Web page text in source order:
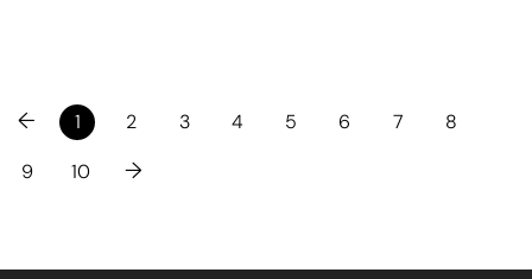
← 1 2 3 4 5 6 7
8
9
10 →